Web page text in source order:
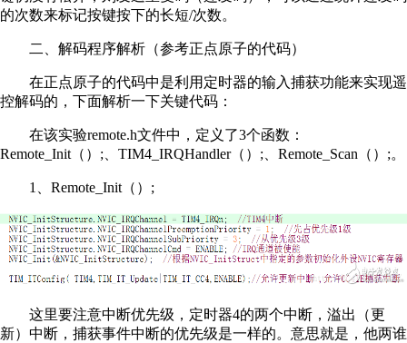
的次数来标记按键按下的长短/次数。
二、解码程序解析（参考正点原子的代码）
在正点原子的代码中是利用定时器的输入捕获功能来实现遥
控解码的，下面解析一下关键代码：
在该实验remote.h文件中，定义了3个函数：
Remote_Init（）;、TIM4_IRQHandler（）;、Remote_Scan（）;。
1、Remote_Init（）;
这里要注意中断优先级，定时器4的两个中断，溢出（更
新）中断，捕获事件中断的优先级是一样的。意思就是，他两谁